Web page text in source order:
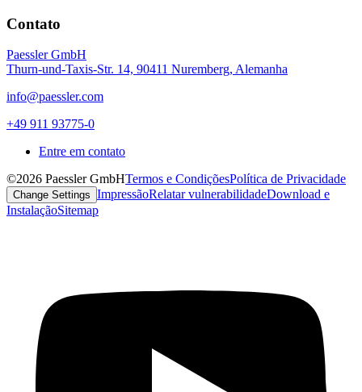
Contato
Paessler GmbH
Thurn-und-Taxis-Str. 14, 90411 Nuremberg, Alemanha
info@paessler.com
+49 911 93775-0
Entre em contato
©2026 Paessler GmbHTermos e CondiçõesPolítica de Privacidade
Change Settings ImpressãoRelatar vulnerabilidadeDownload e
InstalaçãoSitemap